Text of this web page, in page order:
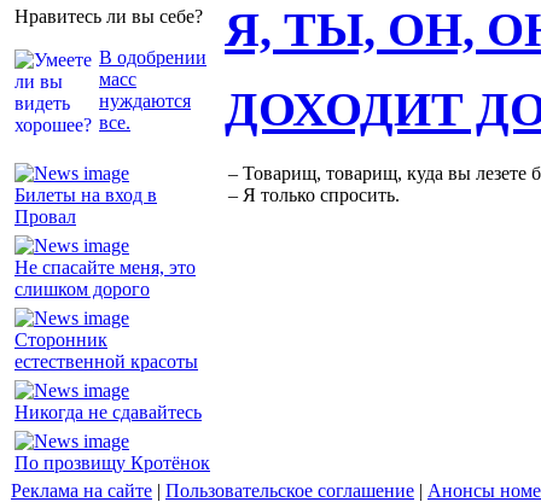
Нравитесь ли вы себе?
В одобрении
масс
нуждаются
все.
Я, ТЫ, ОН,
Билеты на вход в
Провал
Не спасайте меня, это
слишком дорого
Сторонник
естественной красоты
Никогда не сдавайтесь
По прозвищу Кротёнок
ДОХОДИТ
– Товарищ, товарищ, куда вы лезете
– Я только спросить.
Реклама на сайте | Пользовательское соглашение | Анонсы